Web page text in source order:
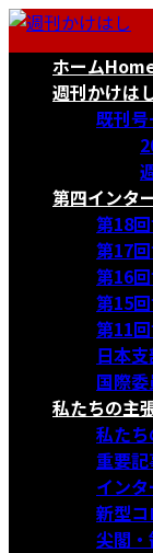
コ
ナ
ホーム
週刊かけは
既刊
第四インタ
第18
第17
第16
第15
第11
日本
国際
私たちの主
私た
重要
イン
新型
尖閣